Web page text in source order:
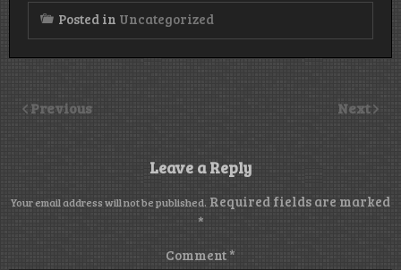
Posted in Uncategorized
Previous Next
Leave a Reply
Your email address will not be published. Required fields are marked
*
Comment *